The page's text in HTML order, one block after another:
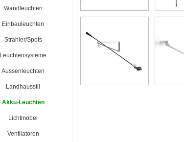
Wandleuchten
Einbauleuchten
Strahler/Spots
Leuchtensysteme
Aussenleuchten
Landhausstil
Akku-Leuchten
Lichtmöbel
Ventilatoren